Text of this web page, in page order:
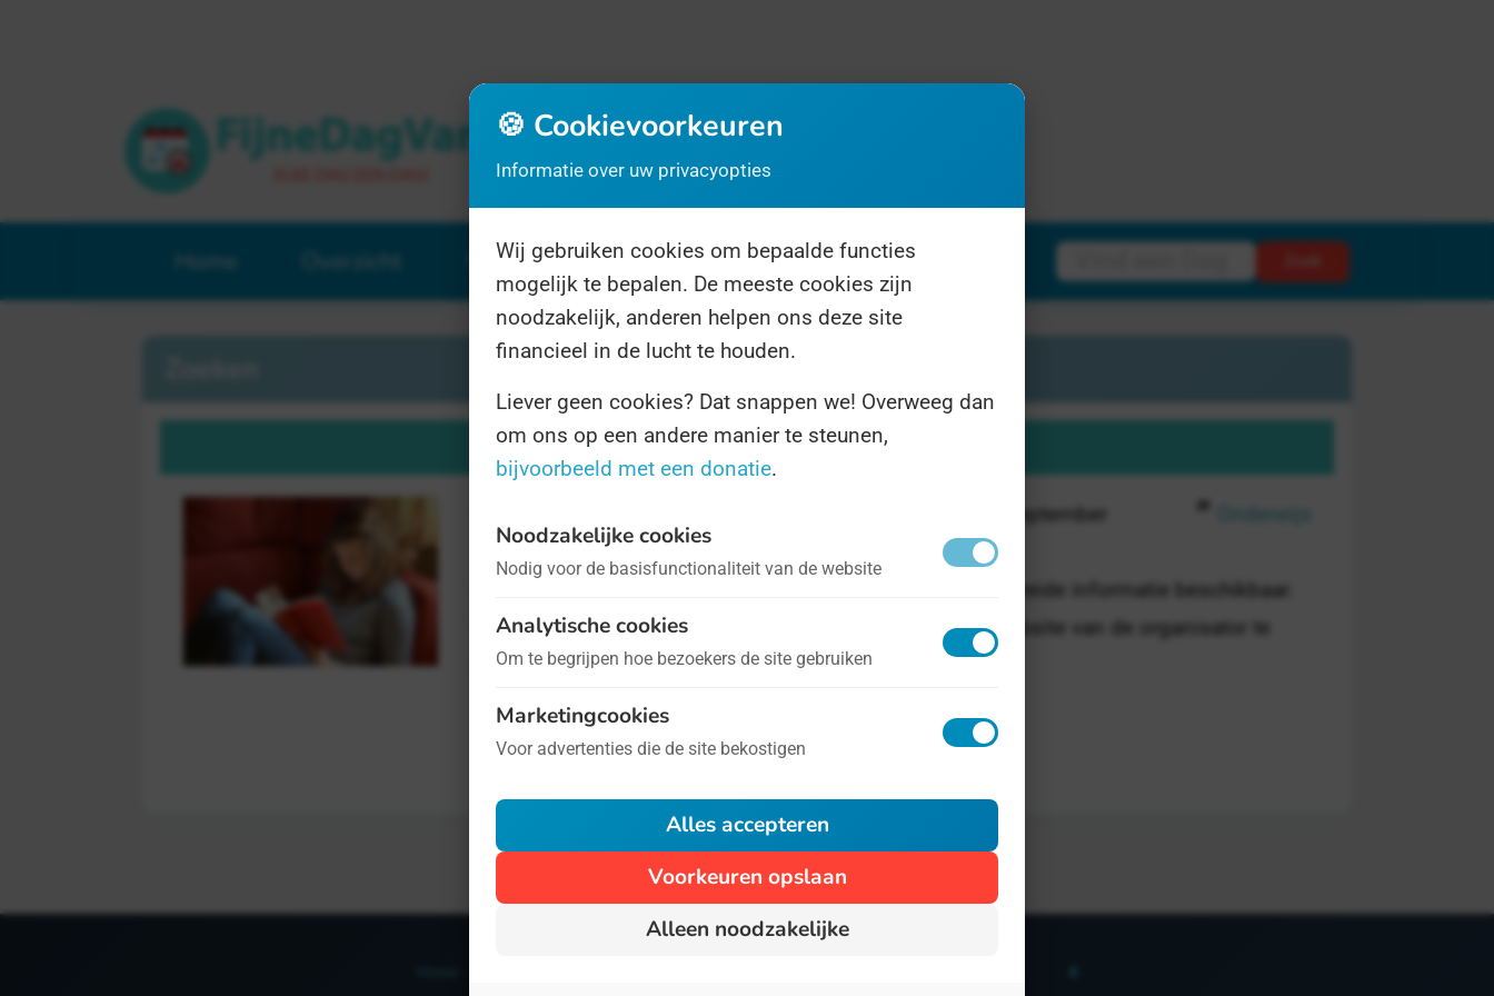
Home Overzicht Verrassingsdag Over ons Volg ons
- op 9 september
Over deze Dag hebben we op dit moment nog geen uitgebreide informatie beschikbaar.
Probeer het later nog eens, of klik op 'Bron' om naar de website van de organisator te
gaan.
🍪 Cookievoorkeuren
Informatie over uw privacyopties
Wij gebruiken cookies om bepaalde functies
mogelijk te bepalen. De meeste cookies zijn
noodzakelijk, anderen helpen ons deze site
financieel in de lucht te houden.
Liever geen cookies? Dat snappen we! Overweeg dan
om ons op een andere manier te steunen,
bijvoorbeeld met een donatie.
Noodzakelijke cookies
Nodig voor de basisfunctionaliteit van de website
Analytische cookies
Om te begrijpen hoe bezoekers de site gebruiken
Marketingcookies
Voor advertenties die de site bekostigen
Alles accepteren
Voorkeuren opslaan
Alleen noodzakelijke